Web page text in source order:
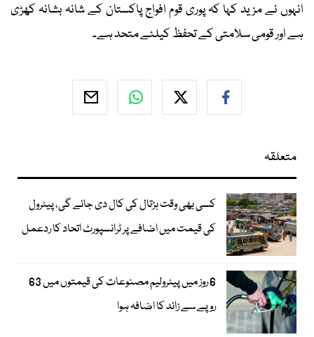
انہوں نے مزید کہا کہ پوری قوم افواج پاکستان کے شانہ بشانہ کھڑی
ہے اور قومی سلامتی کے تحفظ کیلئے متحد ہے۔
متعلقہ
کسی بھی وقت ہڑتال کی کال دی جائے گی، پیٹرول
کی قیمت میں اضافے پر ٹرانسپورٹ اتحاد کا ردعمل
6 روز میں پیٹرولیم مصنوعات کی قیمتوں میں 63
روپے سے زائد کا اضافہ ہوا